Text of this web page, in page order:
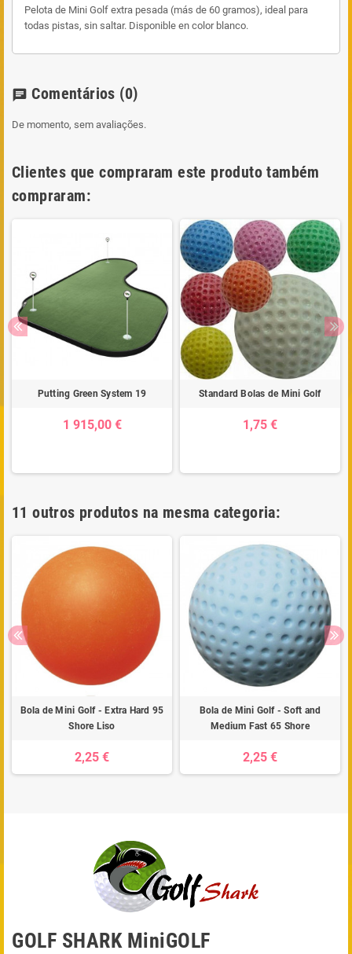
Pelota de Mini Golf extra pesada (más de 60 gramos), ideal para
todas pistas, sin saltar. Disponible en color blanco.
chat Comentários (0)
De momento, sem avaliações.
Clientes que compraram este produto também
compraram:
Putting Green System 19
1 915,00 €
Standard Bolas de Mini Golf
1,75 €
11 outros produtos na mesma categoria:
Bola de Mini Golf - Extra Hard 95
Shore Liso
2,25 €
Bola de Mini Golf - Soft and
Medium Fast 65 Shore
2,25 €
GOLF SHARK MiniGOLF